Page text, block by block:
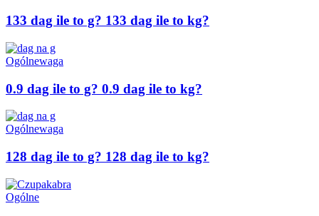
133 dag ile to g? 133 dag ile to kg?
Ogólnewaga
0.9 dag ile to g? 0.9 dag ile to kg?
Ogólnewaga
128 dag ile to g? 128 dag ile to kg?
Ogólne